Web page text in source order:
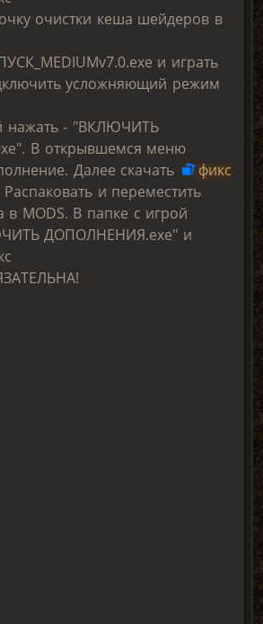
очистки кеша шейдеров в
и играть
усложняющий режим
нажать - "ВКЛЮЧИТЬ
В открывшемся меню
Далее скачать
фикс
Распаковать и переместить
в MODS. В папке с игрой
ДОПОЛНЕНИЯ.exe" и